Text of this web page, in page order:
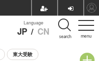
menu
Language
JP / CN search
東大受験